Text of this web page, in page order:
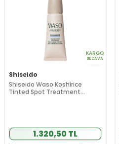
KARGO
BEDAVA
Shiseido
Shiseido Waso Koshirice
Tinted Spot Treatment
1.320,50 TL